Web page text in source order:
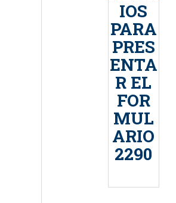
IOS
PARA
PRES
ENTA
R EL
FOR
MUL
ARIO
2290